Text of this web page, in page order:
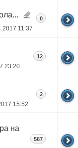
11:37
0
23:20
12
15:52
2
на
567